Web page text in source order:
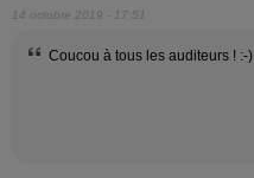
14 octobre 2019 - 17:51
Coucou à tous les auditeurs ! :-)